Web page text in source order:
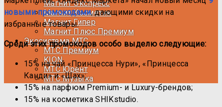
Магнит Экспресс
Магнит Косметик
Магнит Гипер
Магнит Плюс Премиум
Экосистема МТС
МТС Премиум
KION
МТС Юрент
МТС Музыка
новыми промокодами, дающими скидки на
избранные товары.
Среди этих промокодов особо выделю следующие:
15% на чай «Принцесса Нури», «Принцесса
Канди» и «Шах»;
15% на парфюм Premium- и Luxury-брендов;
15% на косметика SHIKstudio.